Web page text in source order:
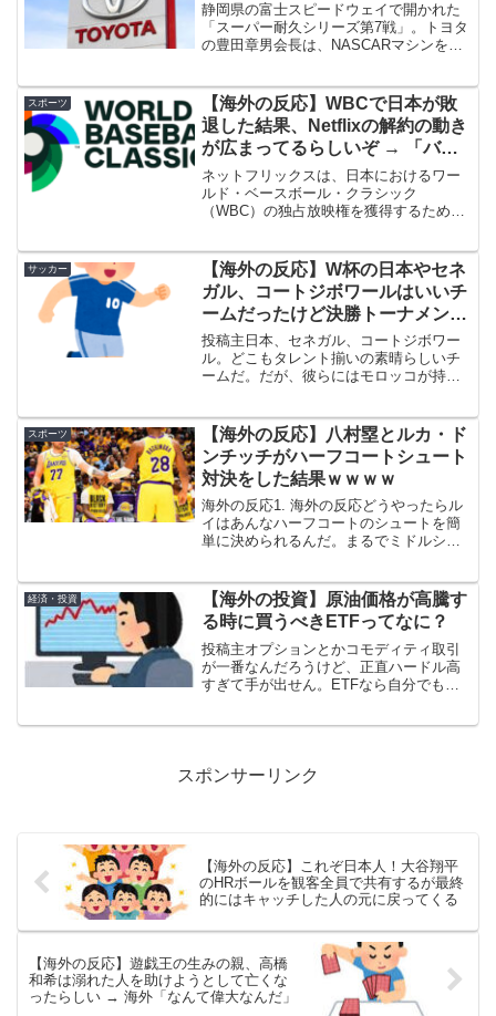
静岡県の富士スピードウェイで開かれた
「スーパー耐久シリーズ第7戦」。トヨタ
の豊田章男会長は、NASCARマシンを招
反応1. 海外の反応まあ、数年後にはかな
り恥ずか...
スポーツ
【海外の反応】WBCで日本が敗
退した結果、Netflixの解約の動き
が広まってるらしいぞ → 「バー
で野球を観れなくするのは意味が
分からない」「MLBも含めて最近
のスポーツビジネスはファンから
ネットフリックスは、日本におけるワー
ルド・ベースボール・クラシック
（WBC）の独占放映権を獲得するために
振に打ち取り、野球界で最も権威ある国
際大会の王座を勝ち取った...
サッカー
【海外の反応】W杯の日本やセネ
ガル、コートジボワールはいいチ
ームだったけど決勝トーナメント
で勝つための重要な要素が欠けて
いたと思う → 「日本は戦術的に
は最高峰だけど選手個々の能力が
だよな」「モロッコなんかは全く
逆なんだよな」
投稿主日本、セネガル、コートジボワー
ル。どこもタレント揃いの素晴らしいチ
ームだ。だが、彼らにはモロッコが持っ
ックアウトステージで天と地の差を生む
理由なんだ。欧州・南米...
スポーツ
【海外の反応】八村塁とルカ・ド
ンチッチがハーフコートシュート
対決をした結果ｗｗｗｗ
海外の反応1. 海外の反応どうやったらル
イはあんなハーフコートのシュートを簡
単に決められるんだ。まるでミドルシュ
はただ投げてる感じなのに、彼はスポッ
トアップのコー...
経済・投資
【海外の投資】原油価格が高騰す
る時に買うべきETFってなに？
投稿主オプションとかコモディティ取引
が一番なんだろうけど、正直ハードル高
すぎて手が出せん。ETFなら自分でもな
スポンサーリンク
【海外の反応】これぞ日本人！大谷翔平
のHRボールを観客全員で共有するが最終
的にはキャッチした人の元に戻ってくる
【海外の反応】遊戯王の生みの親、高橋
和希は溺れた人を助けようとして亡くな
ったらしい → 海外「なんて偉大なんだ」